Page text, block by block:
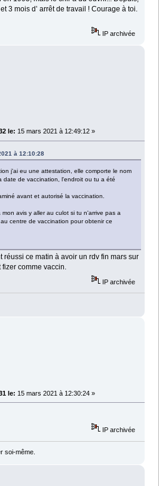
3 mois d’ arrêt de travail ! Courage à toi.
IP archivée
le: 15 mars 2021 à 12:49:12 »
à 12:10:28
j'ai eu une attestation, elle comporte le nom
date de vaccination, l'endroit ou tu a été
avant et autorisé la vaccination.
avis y aller au culot si tu n'arrive pas a
centre de vaccination pour obtenir ce
réussi ce matin à avoir un rdv fin mars sur
comme vaccin.
IP archivée
le: 15 mars 2021 à 12:30:24 »
IP archivée
soi-même.